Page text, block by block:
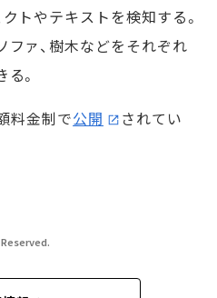
トやテキストを検知する。
ァ、樹木などをそれぞれ
。
料金制で公開
されてい